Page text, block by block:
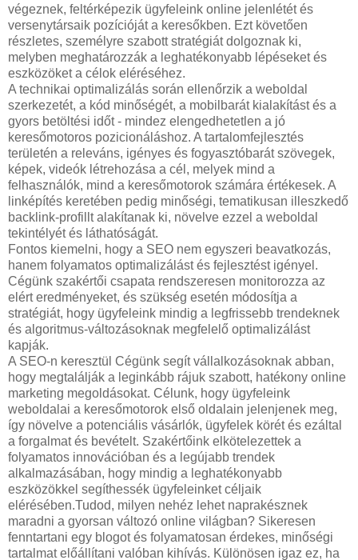
végeznek, feltérképezik ügyfeleink online jelenlétét és
versenytársaik pozícióját a keresőkben. Ezt követően
részletes, személyre szabott stratégiát dolgoznak ki,
melyben meghatározzák a leghatékonyabb lépéseket és
eszközöket a célok eléréséhez.
A technikai optimalizálás során ellenőrzik a weboldal
szerkezetét, a kód minőségét, a mobilbarát kialakítást és a
gyors betöltési időt - mindez elengedhetetlen a jó
keresőmotoros pozicionáláshoz. A tartalomfejlesztés
területén a releváns, igényes és fogyasztóbarát szövegek,
képek, videók létrehozása a cél, melyek mind a
felhasználók, mind a keresőmotorok számára értékesek. A
linképítés keretében pedig minőségi, tematikusan illeszkedő
backlink-profillt alakítanak ki, növelve ezzel a weboldal
tekintélyét és láthatóságát.
Fontos kiemelni, hogy a SEO nem egyszeri beavatkozás,
hanem folyamatos optimalizálást és fejlesztést igényel.
Cégünk szakértői csapata rendszeresen monitorozza az
elért eredményeket, és szükség esetén módosítja a
stratégiát, hogy ügyfeleink mindig a legfrissebb trendeknek
és algoritmus-változásoknak megfelelő optimalizálást
kapják.
A SEO-n keresztül Cégünk segít vállalkozásoknak abban,
hogy megtalálják a leginkább rájuk szabott, hatékony online
marketing megoldásokat. Célunk, hogy ügyfeleink
weboldalai a keresőmotorok első oldalain jelenjenek meg,
így növelve a potenciális vásárlók, ügyfelek körét és ezáltal
a forgalmat és bevételt. Szakértőink elkötelezettek a
folyamatos innovációban és a legújabb trendek
alkalmazásában, hogy mindig a leghatékonyabb
eszközökkel segíthessék ügyfeleinket céljaik
elérésében.Tudod, milyen nehéz lehet naprakésznek
maradni a gyorsan változó online világban? Sikeresen
fenntartani egy blogot és folyamatosan érdekes, minőségi
tartalmat előállítani valóban kihívás. Különösen igaz ez, ha